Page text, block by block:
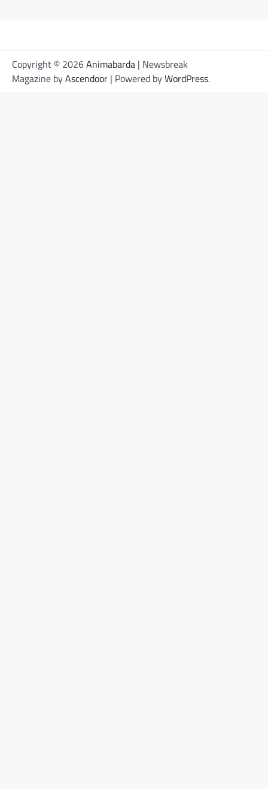
Copyright © 2026Animabarda | Newsbreak
Magazine byAscendoor | Powered byWordPress.